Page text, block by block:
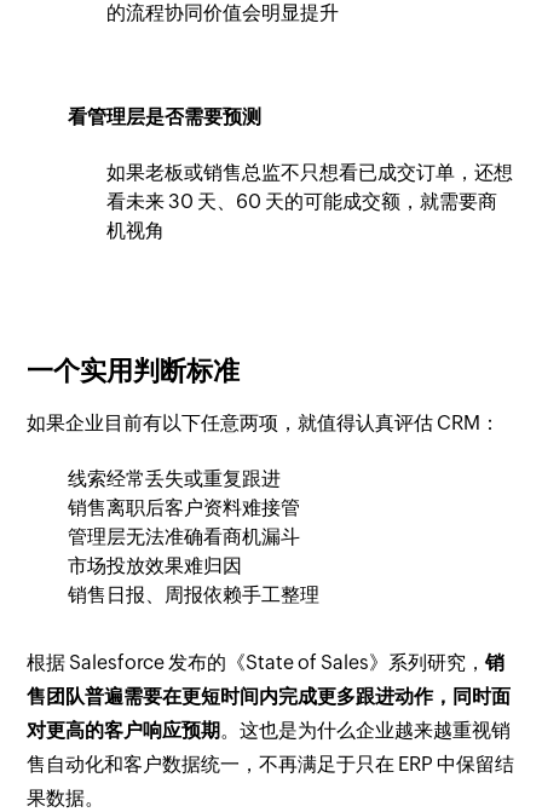
的流程协同价值会明显提升
看管理层是否需要预测
如果老板或销售总监不只想看已成交订单，还想
看未来 30 天、60 天的可能成交额，就需要商
机视角
一个实用判断标准
如果企业目前有以下任意两项，就值得认真评估 CRM：
线索经常丢失或重复跟进
销售离职后客户资料难接管
管理层无法准确看商机漏斗
市场投放效果难归因
销售日报、周报依赖手工整理
根据 Salesforce 发布的《State of Sales》系列研究，销
售团队普遍需要在更短时间内完成更多跟进动作，同时面
对更高的客户响应预期。这也是为什么企业越来越重视销
售自动化和客户数据统一，不再满足于只在 ERP 中保留结
果数据。